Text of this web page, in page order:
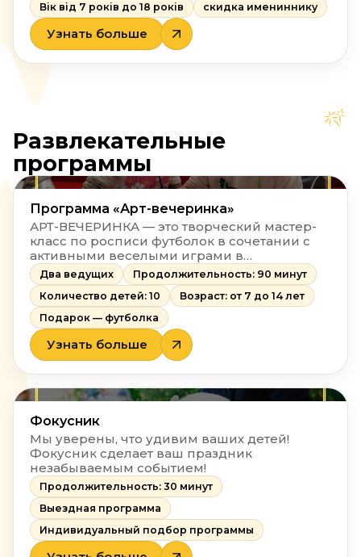
Вік від 7 років до 18 років
скидка имениннику
Узнать больше
Развлекательные
программы
Программа «Арт-вечеринка»
АРТ-ВЕЧЕРИНКА — это творческий мастер-
класс по росписи футболок в сочетании с
активными веселыми играми в
космическом лабиринте.
Два ведущих
Продолжительность: 90 минут
Количество детей: 10
Возраст: от 7 до 14 лет
Подарок — футболка
Узнать больше
Фокусник
Мы уверены, что удивим ваших детей!
Фокусник сделает ваш праздник
незабываемым событием!
Продолжительность: 30 минут
Выездная программа
Индивидуальный подбор программы